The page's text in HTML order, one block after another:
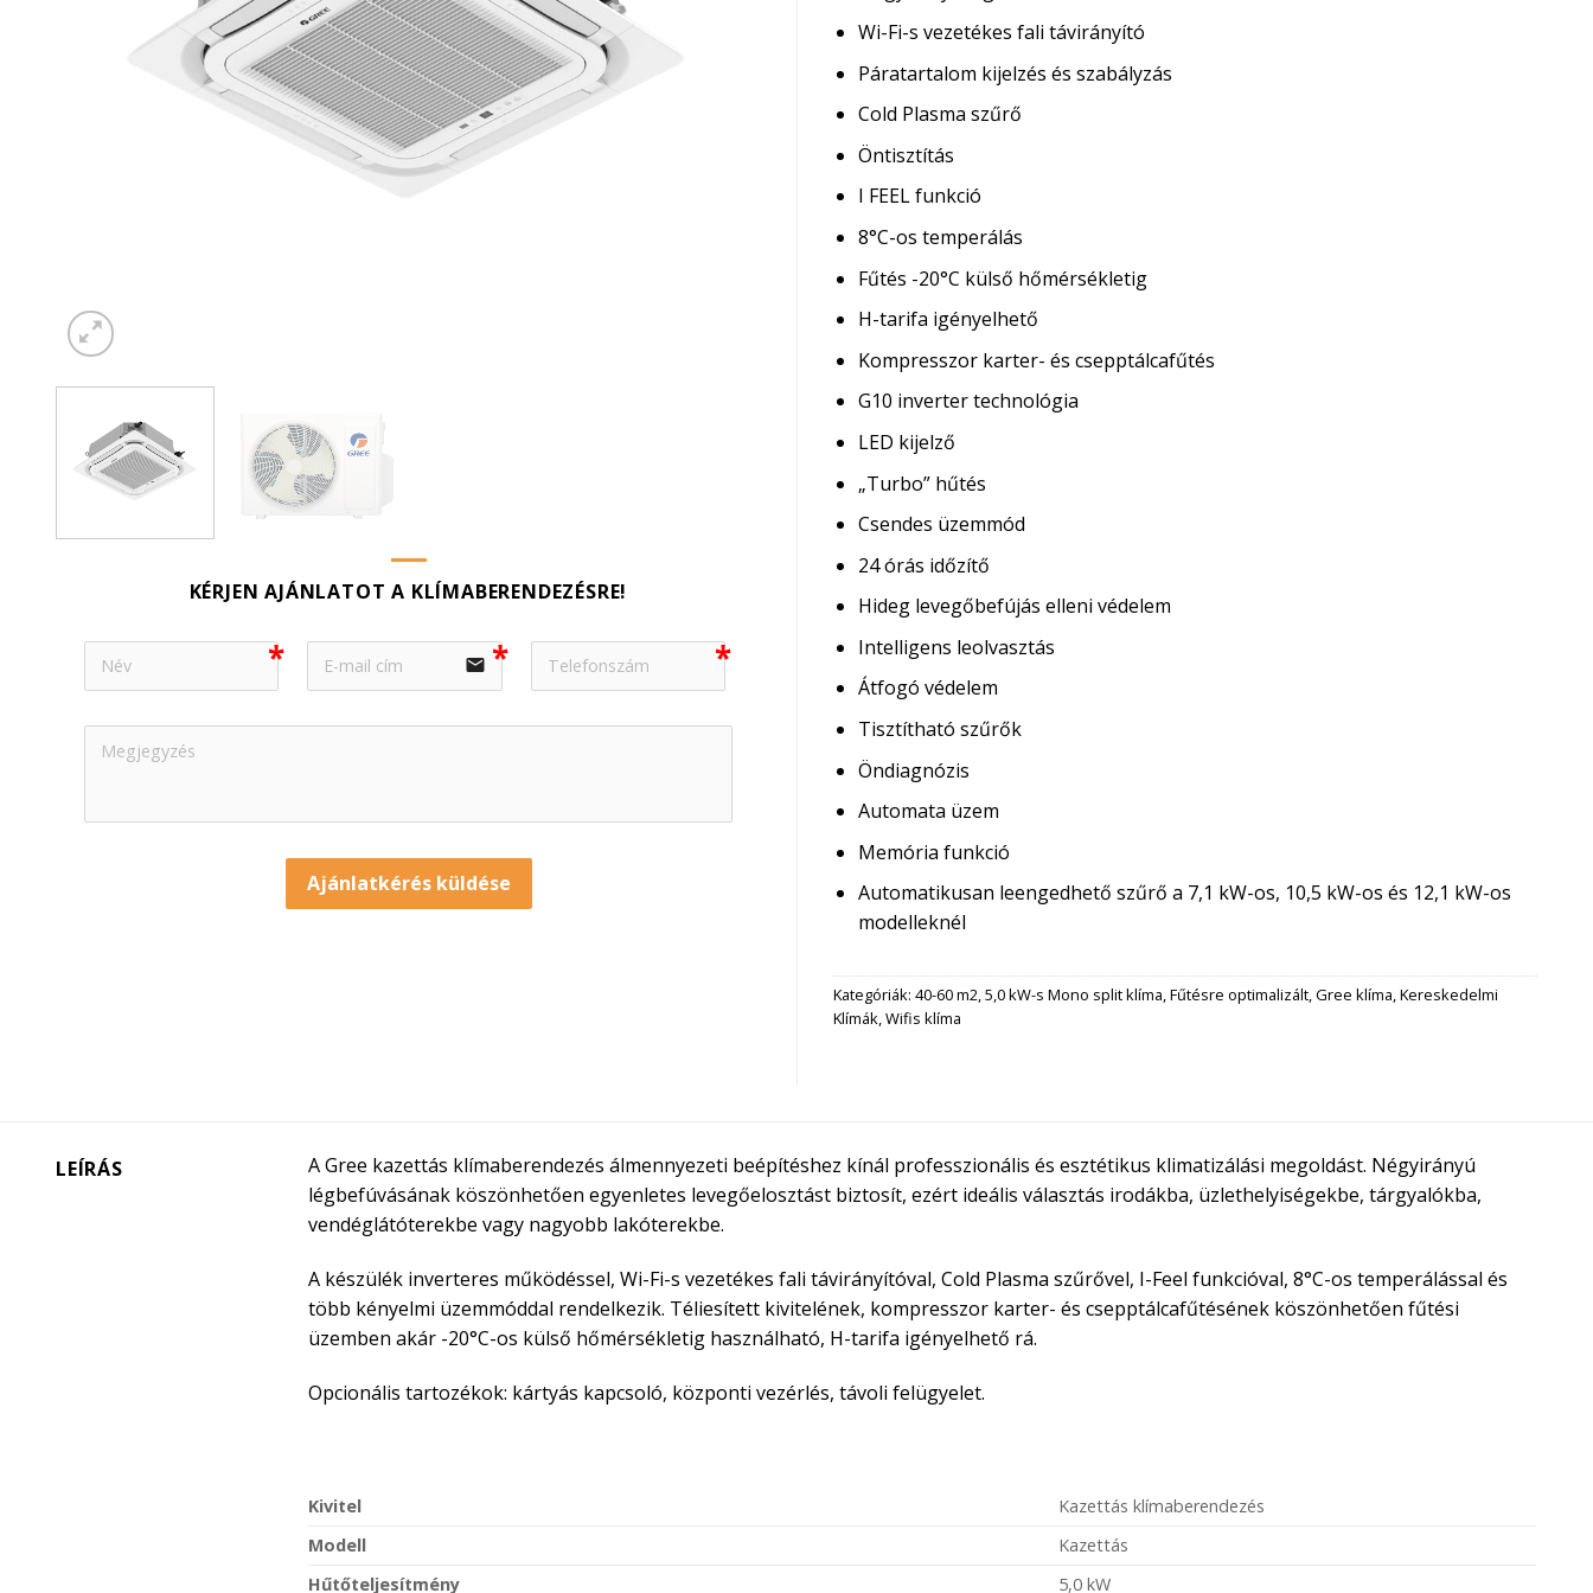
KÉRJEN AJÁNLATOT A KLÍMABERENDEZÉSRE!
email
Ajánlatkérés küldése
Wi-Fi-s vezetékes fali távirányító
Páratartalom kijelzés és szabályzás
Cold Plasma szűrő
Öntisztítás
I FEEL funkció
8°C-os temperálás
Fűtés -20°C külső hőmérsékletig
H-tarifa igényelhető
Kompresszor karter- és csepptálcafűtés
G10 inverter technológia
LED kijelző
„Turbo” hűtés
Csendes üzemmód
24 órás időzítő
Hideg levegőbefújás elleni védelem
Intelligens leolvasztás
Átfogó védelem
Tisztítható szűrők
Öndiagnózis
Automata üzem
Memória funkció
Automatikusan leengedhető szűrő a 7,1 kW-os, 10,5 kW-os és 12,1 kW-os
modelleknél
Kategóriák: 40-60 m2,5,0 kW-s Mono split klíma,Fűtésre optimalizált,Gree klíma,Kereskedelmi
Klímák,Wifis klíma
LEÍRÁS
A Gree kazettás klímaberendezés álmennyezeti beépítéshez kínál professzionális és esztétikus klimatizálási megoldást. Négyirányú
légbefúvásának köszönhetően egyenletes levegőelosztást biztosít, ezért ideális választás irodákba, üzlethelyiségekbe, tárgyalókba,
vendéglátóterekbe vagy nagyobb lakóterekbe.
A készülék inverteres működéssel, Wi-Fi-s vezetékes fali távirányítóval, Cold Plasma szűrővel, I-Feel funkcióval, 8°C-os temperálással és
több kényelmi üzemmóddal rendelkezik. Téliesített kivitelének, kompresszor karter- és csepptálcafűtésének köszönhetően fűtési
üzemben akár -20°C-os külső hőmérsékletig használható, H-tarifa igényelhető rá.
Opcionális tartozékok: kártyás kapcsoló, központi vezérlés, távoli felügyelet.
Kivitel
Kazettás klímaberendezés
Modell
Kazettás
Hűtőteljesítmény
5,0 kW